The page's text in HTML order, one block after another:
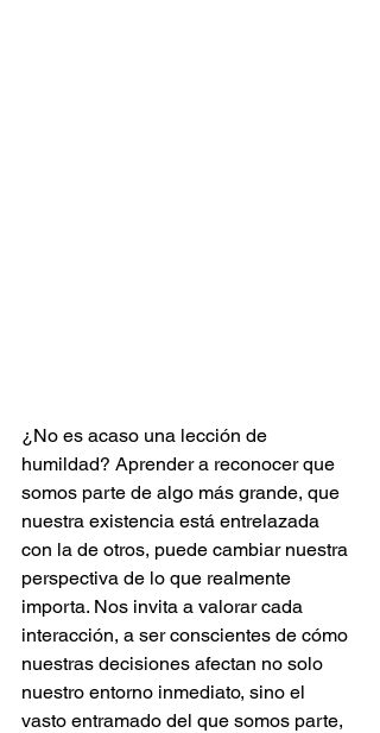
¿No es acaso una lección de
humildad? Aprender a reconocer que
somos parte de algo más grande, que
nuestra existencia está entrelazada
con la de otros, puede cambiar nuestra
perspectiva de lo que realmente
importa. Nos invita a valorar cada
interacción, a ser conscientes de cómo
nuestras decisiones afectan no solo
nuestro entorno inmediato, sino el
vasto entramado del que somos parte,